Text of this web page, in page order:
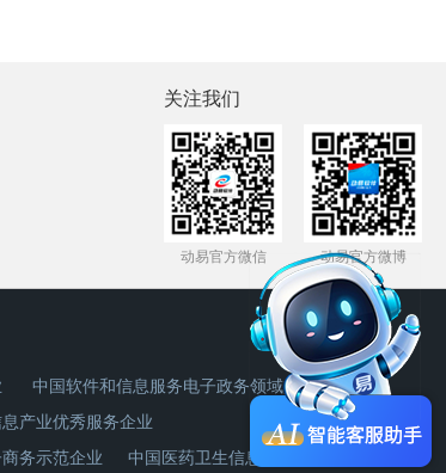
关注我们
动易官方微信 动易官方微博
中国软件和信息服务电子政务领域杰出企业奖
产业优秀服务企业
务示范企业 中国医药卫生信息化首选品牌